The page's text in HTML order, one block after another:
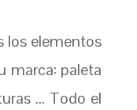
los elementos
marca: paleta
… Todo el